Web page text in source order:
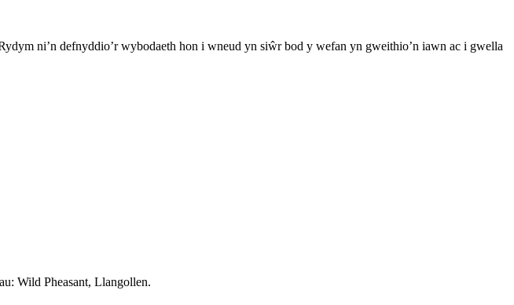
ni’n defnyddio’r wybodaeth hon i wneud yn siŵr bod y wefan yn gweithio’n iawn ac i gwella
Wild Pheasant, Llangollen.